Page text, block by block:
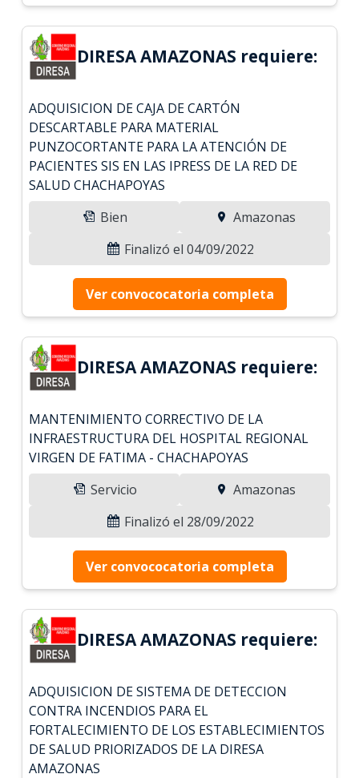
DIRESA AMAZONAS requiere:
ADQUISICION DE CAJA DE CARTÓN
DESCARTABLE PARA MATERIAL
PUNZOCORTANTE PARA LA ATENCIÓN DE
PACIENTES SIS EN LAS IPRESS DE LA RED DE
SALUD CHACHAPOYAS
Bien
Amazonas
Finalizó el 04/09/2022
Ver convococatoria completa
DIRESA AMAZONAS requiere:
MANTENIMIENTO CORRECTIVO DE LA
INFRAESTRUCTURA DEL HOSPITAL REGIONAL
VIRGEN DE FATIMA - CHACHAPOYAS
Servicio
Amazonas
Finalizó el 28/09/2022
Ver convococatoria completa
DIRESA AMAZONAS requiere:
ADQUISICION DE SISTEMA DE DETECCION
CONTRA INCENDIOS PARA EL
FORTALECIMIENTO DE LOS ESTABLECIMIENTOS
DE SALUD PRIORIZADOS DE LA DIRESA
AMAZONAS